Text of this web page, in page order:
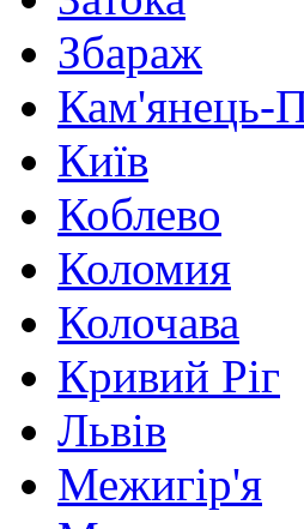
Збараж
Кам'янець-
Київ
Коблево
Коломия
Колочава
Кривий Ріг
Львів
Межигір'я